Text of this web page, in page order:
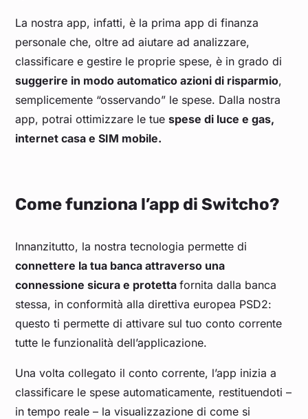
La nostra app, infatti, è la prima app di finanza
personale che, oltre ad aiutare ad analizzare,
classificare e gestire le proprie spese, è in grado di
suggerire in modo automatico azioni di risparmio,
semplicemente “osservando” le spese. Dalla nostra
app, potrai ottimizzare le tuespese di luce e gas,
internet casa e SIM mobile.
Come funziona l’app di Switcho?
Innanzitutto, la nostra tecnologia permette di
connettere la tua banca attraverso una
connessione sicura e protettafornita dalla banca
stessa, in conformità alla direttiva europea PSD2:
questo ti permette di attivare sul tuo conto corrente
tutte le funzionalità dell’applicazione.
Una volta collegato il conto corrente, l’app inizia a
classificare le spese automaticamente, restituendoti –
in tempo reale – la visualizzazione di come si